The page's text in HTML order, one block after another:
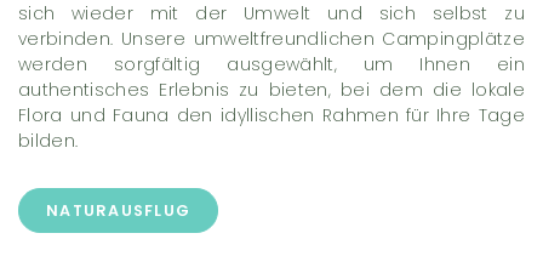
sich wieder mit der Umwelt und sich selbst zu
verbinden. Unsere umweltfreundlichen Campingplätze
werden sorgfältig ausgewählt, um Ihnen ein
authentisches Erlebnis zu bieten, bei dem die lokale
Flora und Fauna den idyllischen Rahmen für Ihre Tage
bilden.
NATURAUSFLUG